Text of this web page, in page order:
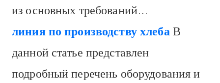
из основных требований...
линия по производству хлебаВ
данной статье представлен
подробный перечень оборудования и